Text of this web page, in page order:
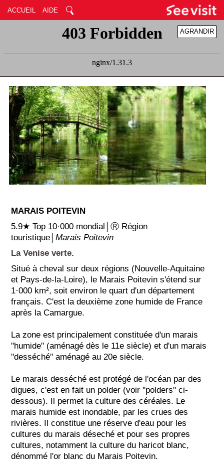
ACCUEIL AIDE
RÉDUIRE
AGRANDIR
MARAIS POITEVIN
5.9★ Top 10·000 mondial│Ⓡ Région
touristique│Marais Poitevin
La Venise verte.
Situé à cheval sur deux régions (Nouvelle-Aquitaine
et Pays-de-la-Loire), le Marais Poitevin s'étend sur
1·000 km², soit environ le quart d'un département
français. C'est la deuxième zone humide de France
après la Camargue.
La zone est principalement constituée d'un marais
''humide'' (aménagé dès le 11e siècle) et d'un marais
''desséché'' aménagé au 20e siècle.
Le marais desséché est protégé de l'océan par des
digues, c'est en fait un polder (voir ''polders'' ci-
dessous). Il permet la culture des céréales. Le
marais humide est inondable, par les crues des
rivières. Il constitue une réserve d'eau pour les
cultures du marais déseché et pour ses propres
cultures, notamment la culture du haricot blanc,
dénommé l'or blanc du Marais Poitevin.